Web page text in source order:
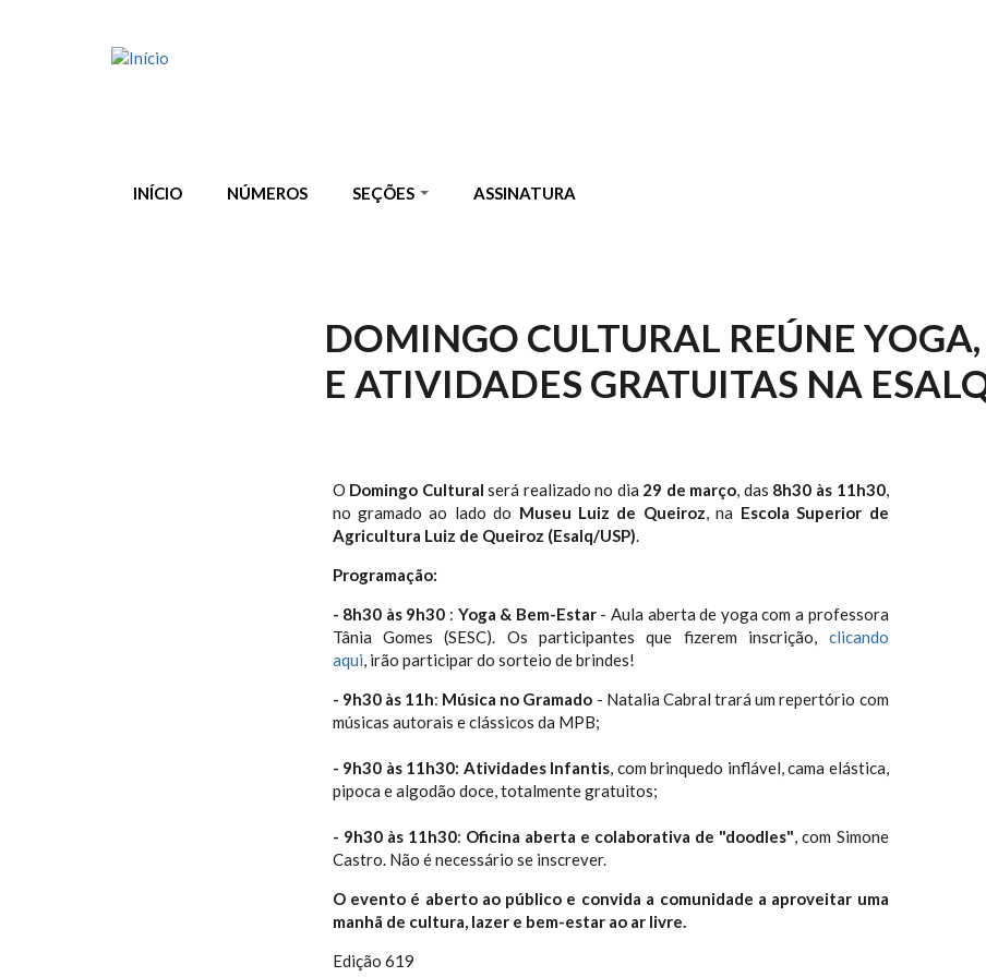
INÍCIO NÚMEROS SEÇÕES ASSINATURA
DOMINGO CULTURAL REÚNE
E ATIVIDADES GRATUITAS NA
O Domingo Culturalserá realizado no dia 29 de março, das 8h30 às 11h30,
no gramado ao lado do Museu Luiz de Queiroz, na Escola Superior de
Agricultura Luiz de Queiroz (Esalq/USP).
Programação:
- 8h30 às 9h30 : Yoga & Bem-Estar - Aula aberta de yoga com a professora
Tânia Gomes (SESC). Os participantes que fizerem inscrição, clicando
aqui, irão participar do sorteio de brindes!
- 9h30 às 11h: Música no Gramado - Natalia Cabral trará um repertório com
músicas autorais e clássicos da MPB;
- 9h30 às 11h30: Atividades Infantis, com brinquedo inflável, cama elástica,
pipoca e algodão doce, totalmente gratuitos;
- 9h30 às 11h30: Oficina aberta e colaborativa de "doodles", com Simone
Castro. Não é necessário se inscrever.
O evento é aberto ao público e convida a comunidade a aproveitar uma
manhã de cultura, lazer e bem-estar ao ar livre.
Edição 619